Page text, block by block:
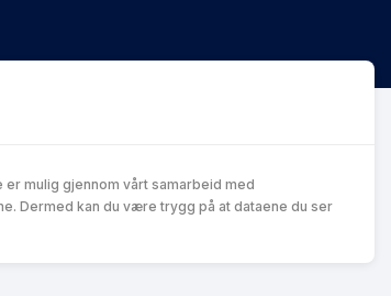
mulig gjennom vårt samarbeid med
Dermed kan du være trygg på at dataene du ser